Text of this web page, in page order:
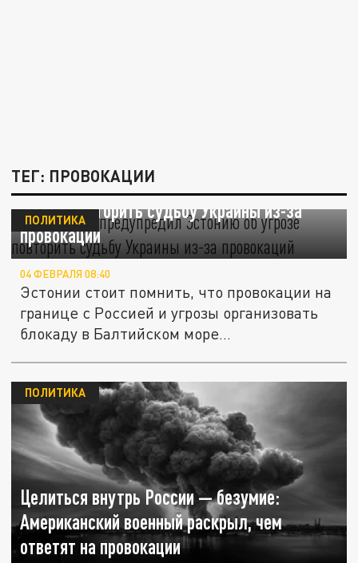
ТЕГ: ПРОВОКАЦИИ
Христофору предупредил Эстонию об
угрозе повторить судьбу Украины из-за
провокаций
ПОЛИТИКА
04 ФЕВРАЛЯ 08:40
Эстонии стоит помнить, что провокации на
границе с Россией и угрозы организовать
блокаду в Балтийском море...
Целиться внутрь России — безумие:
Американский военный раскрыл, чем
ответят на провокации
ПОЛИТИКА